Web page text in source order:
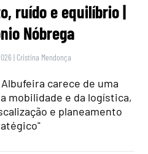
ruído e equilíbrio |
Nóbrega
| Cristina Mendonça
carece de uma
mobilidade e da logística,
e planeamento